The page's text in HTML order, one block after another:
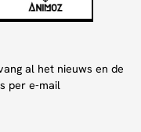
al het nieuws en de
per e-mail